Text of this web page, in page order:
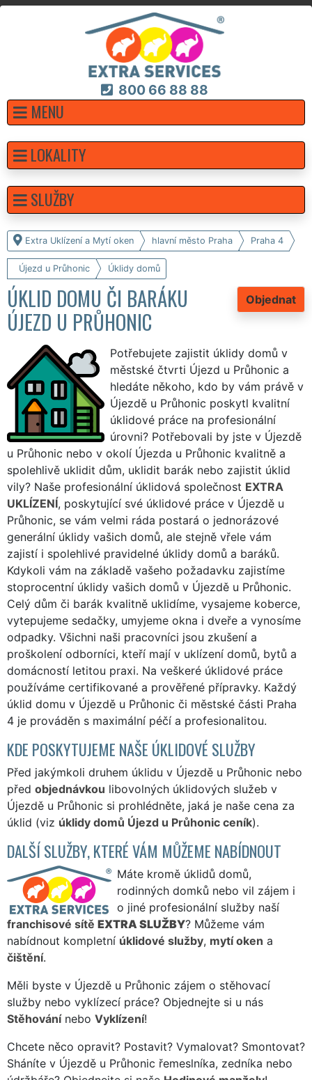
800 66 88 88
MENU
Extra Uklízení a Mytí oken hlavní město Praha Praha 4
Újezd u Průhonic Úklidy domů
Objednat
ÚKLID DOMU ČI BARÁKU
ÚJEZD U PRŮHONIC
Potřebujete zajistit úklidy domů v
městské čtvrti Újezd u Průhonic a
hledáte někoho, kdo by vám právě v
Újezdě u Průhonic poskytl kvalitní
úklidové práce na profesionální
úrovni? Potřebovali by jste v Újezdě
u Průhonic nebo v okolí Újezda u Průhonic kvalitně a
spolehlivě uklidit dům, uklidit barák nebo zajistit úklid
vily? Naše profesionální úklidová společnost EXTRA
UKLÍZENÍ, poskytující své úklidové práce v Újezdě u
Průhonic, se vám velmi ráda postará o jednorázové
generální úklidy vašich domů, ale stejně vřele vám
zajistí i spolehlivé pravidelné úklidy domů a baráků.
Kdykoli vám na základě vašeho požadavku zajistíme
stoprocentní úklidy vašich domů v Újezdě u Průhonic.
Celý dům či barák kvalitně uklidíme, vysajeme koberce,
vytepujeme sedačky, umyjeme okna i dveře a vynosíme
odpadky. Všichni naši pracovníci jsou zkušení a
proškolení odborníci, kteří mají v uklízení domů, bytů a
domácností letitou praxi. Na veškeré úklidové práce
používáme certifikované a prověřené přípravky. Každý
úklid domu v Újezdě u Průhonic či městské části Praha
4 je prováděn s maximální péčí a profesionalitou.
KDE POSKYTUJEME NAŠE ÚKLIDOVÉ SLUŽBY
Před jakýmkoli druhem úklidu v Újezdě u Průhonic nebo
před objednávkou libovolných úklidových služeb v
Újezdě u Průhonic si prohlédněte, jaká je naše cena za
úklid (viz úklidy domů Újezd u Průhonic ceník).
DALŠÍ SLUŽBY, KTERÉ VÁM MŮŽEME NABÍDNOUT
Máte kromě úklidů domů,
rodinných domků nebo vil zájem i
o jiné profesionální služby naší
franchisové sítě EXTRA SLUŽBY? Můžeme vám
nabídnout kompletní úklidové služby, mytí oken a
čištění.
Měli byste v Újezdě u Průhonic zájem o stěhovací
služby nebo vyklízecí práce? Objednejte si u nás
Stěhovánínebo Vyklízení!
Chcete něco opravit? Postavit? Vymalovat? Smontovat?
Sháníte v Újezdě u Průhonic řemeslníka, zedníka nebo
LOKALITY
SLUŽBY